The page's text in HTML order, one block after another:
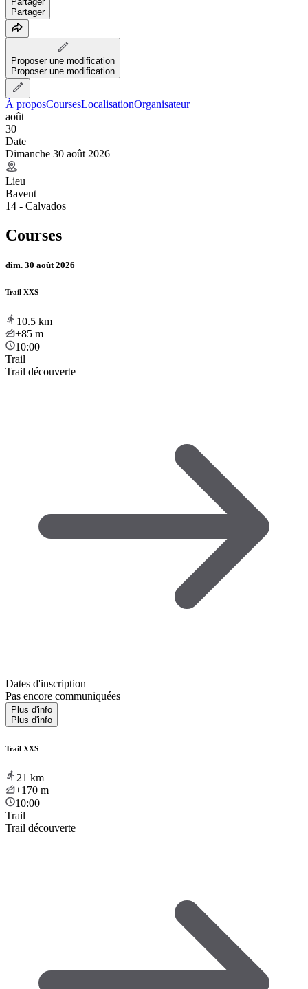
Partager
Proposer une modification
Proposer une modification
À proposCoursesLocalisationOrganisateur
août
30
Date
Dimanche 30 août 2026
Lieu
Bavent
14 - Calvados
Courses
dim. 30 août 2026
Trail XXS
10.5 km
+85 m
10:00
Trail
Trail découverte
Dates d'inscription
Pas encore communiquées
Plus d'info
Plus d'info
Trail XXS
21 km
+170 m
10:00
Trail
Trail découverte